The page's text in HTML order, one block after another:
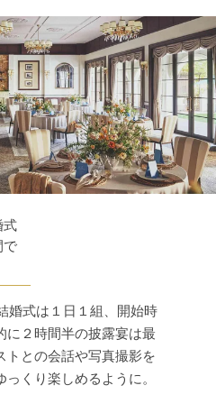
式
で
婚式は１日１組、開始時
に２時間半の披露宴は最
トとの会話や写真撮影を
っくり楽しめるように。